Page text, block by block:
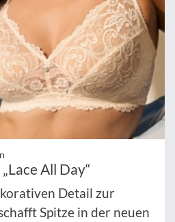
All Day“
Detail zur
Spitze in der neuen